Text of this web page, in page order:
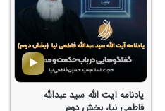
یادنامه آیت الله سید عبدالله
فاطمی نیا، بخش دوم